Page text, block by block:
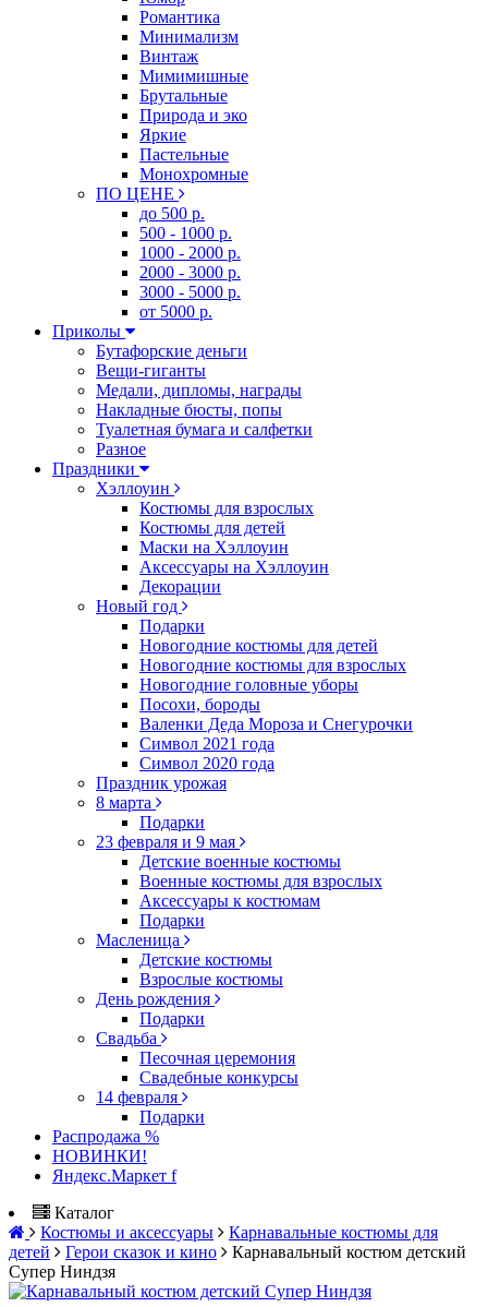
Романтика
Минимализм
Винтаж
Мимимишные
Брутальные
Природа и эко
Яркие
Пастельные
Монохромные
ПО ЦЕНЕ
до 500 р.
500 - 1000 р.
1000 - 2000 р.
2000 - 3000 р.
3000 - 5000 р.
от 5000 р.
Приколы
Бутафорские деньги
Вещи-гиганты
Медали, дипломы, награды
Накладные бюсты, попы
Туалетная бумага и салфетки
Разное
Праздники
Хэллоуин
Костюмы для взрослых
Костюмы для детей
Маски на Хэллоуин
Аксессуары на Хэллоуин
Декорации
Новый год
Подарки
Новогодние костюмы для детей
Новогодние костюмы для взрослых
Новогодние головные уборы
Посохи, бороды
Валенки Деда Мороза и Снегурочки
Символ 2021 года
Символ 2020 года
Праздник урожая
8 марта
Подарки
23 февраля и 9 мая
Детские военные костюмы
Военные костюмы для взрослых
Аксессуары к костюмам
Подарки
Масленица
Детские костюмы
Взрослые костюмы
День рождения
Подарки
Свадьба
Песочная церемония
Свадебные конкурсы
14 февраля
Подарки
Распродажа %
НОВИНКИ!
Яндекс.Маркет f
Каталог
Костюмы и аксессуары
Карнавальные костюмы для
детей
Герои сказок и кино
Карнавальный костюм детский
Супер Ниндзя